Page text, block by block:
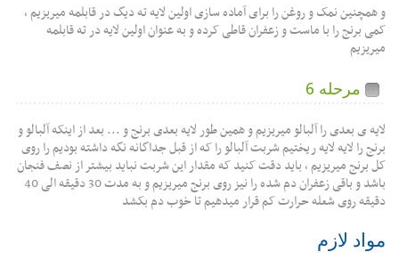
و همچنین نمک و روغن را برای آماده سازی اولین لایه ته دیگ در قابلمه میریزیم ،
کمی برنج را با ماست و زعفران قاطی کرده و به عنوان اولین لایه در ته قابلمه
میریزیم
مرحله 6
لایه ی بعدی را آلبالو میریزیم و همین طور لایه بعدی برنج و ... بعد از اینکه آلبالو و
برنج را لایه لایه ریختیم شربت آلبالو را که از قبل جداگانه نگه داشته بودیم را روی
کل برنج میریزیم ، باید دقت کنید که مقدار این شربت نباید بیشتر از نصف فنجان
باشد و باقی زعفران دم شده را نیز روی برنج میریزیم و به مدت 30 دقیقه الی 40
دقیقه روی شعله حرارت کم قرار میدهیم تا خوب دم بکشد
مواد لازم